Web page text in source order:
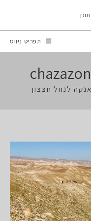
תוכן
תפריט ניווט
אנקה לנחל חצצון